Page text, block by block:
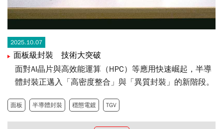
2025.10.07
面板級封裝 技術大突破
面對AI晶片與高效能運算（HPC）等應用快速崛起，半導
體封裝正邁入「高密度整合」與「異質封裝」的新階段。
面板 半導體封裝 穩態電鍍 TGV